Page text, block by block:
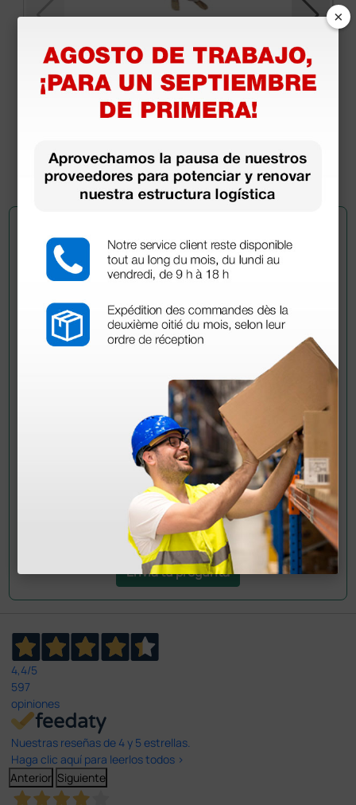
Buzo de aislamiento de tipo 4B-5B-6B con
costuras termoselladas - Talla L
Pregúntale a un colega
¿Todavía tienes alguna duda? ¿Necesitas más
Envía ahora mismo tu pregunta a los colegas que ya
han adquirido este producto.
Envía tu pregunta
4,4/5
597
opiniones
Nuestras reseñas de 4 y 5 estrellas.
Haga clic aquí para leerlos todos >
Anterior Siguiente
×